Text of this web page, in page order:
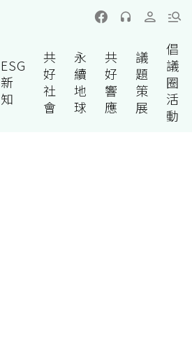
ESG
新
知
共
好
社
會
永
續
地
球
共
好
響
應
議
題
策
展
倡
議
圈
活
動